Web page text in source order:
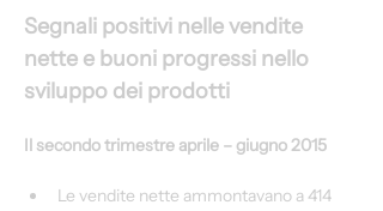
Segnali positivi nelle vendite
nette e buoni progressi nello
sviluppo dei prodotti
Il secondo trimestre aprile – giugno 2015
Le vendite nette ammontavano a 414